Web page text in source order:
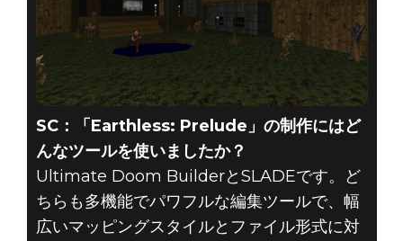
SC：「Earthless: Prelude」の制作にはど
んなツールを使いましたか？
Ultimate Doom BuilderとSLADEです。ど
ちらも多機能でパワフルな編集ツールで、幅
広いマッピングスタイルとファイル形式に対